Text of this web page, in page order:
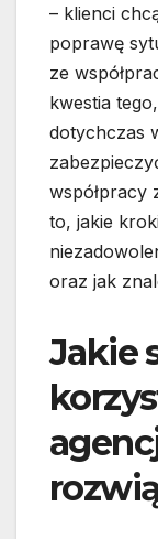
– klienci
poprawę
ze
kwestia
dotychczas
współpracy
to, jakie
oraz jak
Jakie